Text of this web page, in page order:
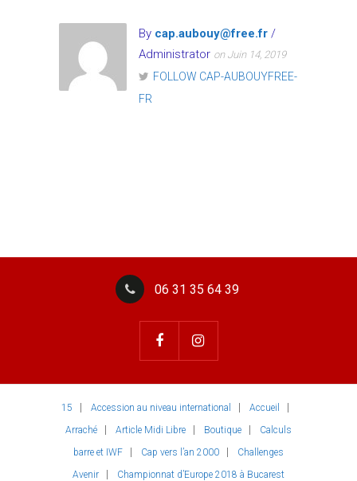
By cap.aubouy@free.fr /
Administrator on Juin 14, 2019
FOLLOW CAP-AUBOUYFREE-
FR
06 31 35 64 39
15 Accession au niveau international
Accueil
Arraché
Article Midi Libre Boutique
Calculs
barre et IWF
Cap vers l’an 2000
Challenges
Avenir
Championnat d’Europe 2018 à Bucarest